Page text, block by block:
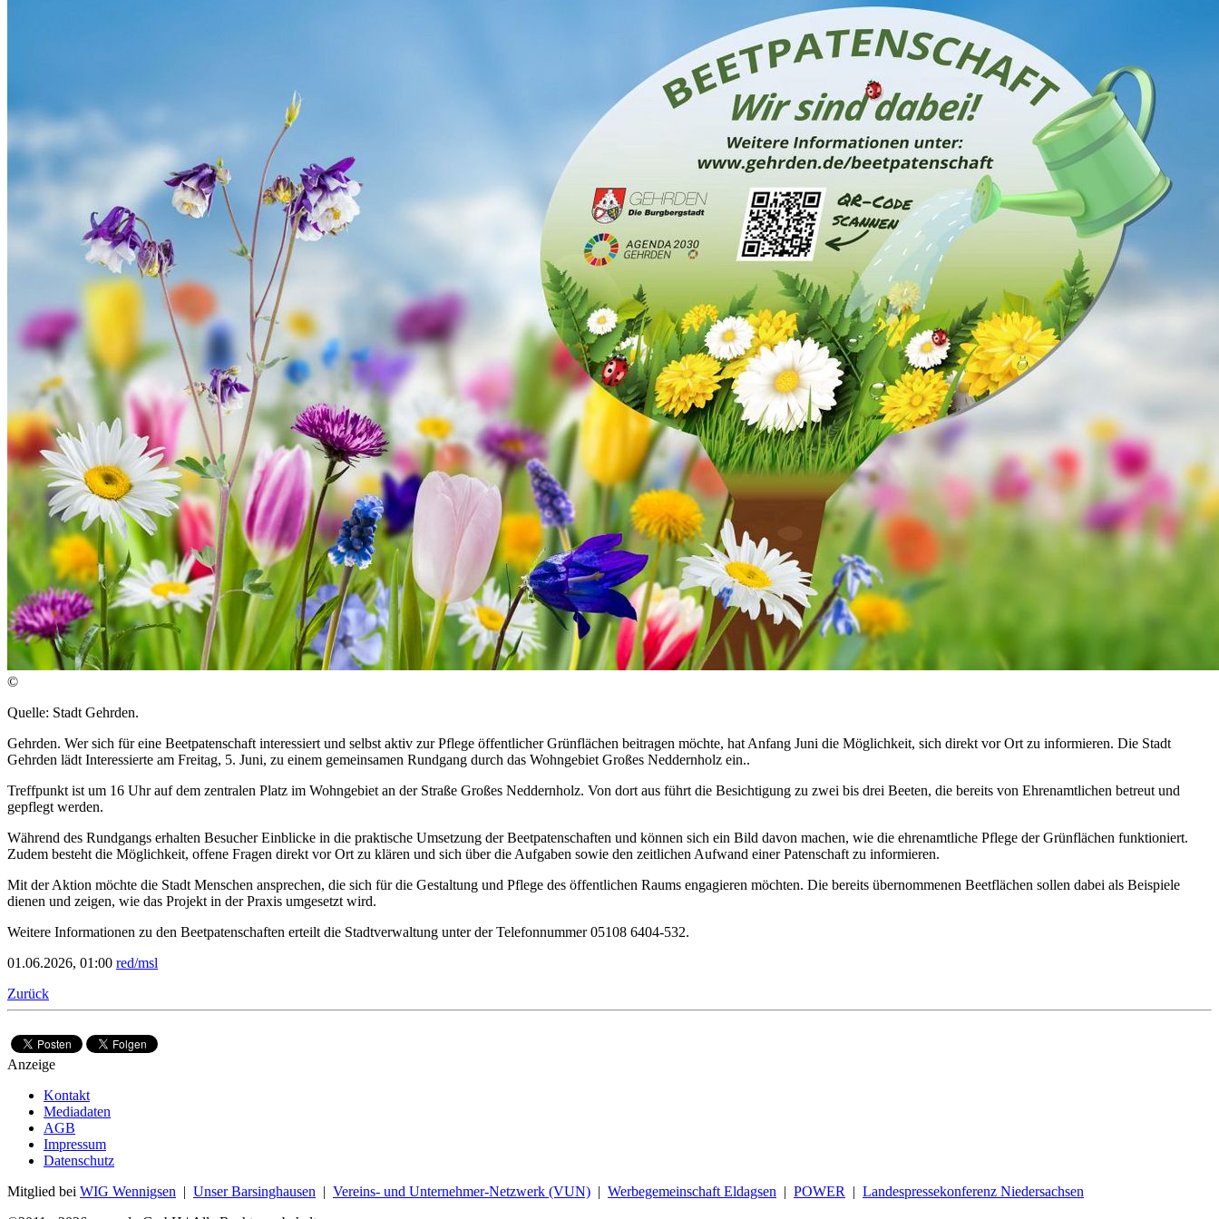
©
Quelle: Stadt Gehrden.
Gehrden. Wer sich für eine Beetpatenschaft interessiert und selbst aktiv zur Pflege öffentlicher Grünflächen beitragen möchte, hat Anfang Juni die Möglichkeit, sich direkt vor Ort zu informieren. Die Stadt
Gehrden lädt Interessierte am Freitag, 5. Juni, zu einem gemeinsamen Rundgang durch das Wohngebiet Großes Neddernholz ein..
Treffpunkt ist um 16 Uhr auf dem zentralen Platz im Wohngebiet an der Straße Großes Neddernholz. Von dort aus führt die Besichtigung zu zwei bis drei Beeten, die bereits von Ehrenamtlichen betreut und
gepflegt werden.
Während des Rundgangs erhalten Besucher Einblicke in die praktische Umsetzung der Beetpatenschaften und können sich ein Bild davon machen, wie die ehrenamtliche Pflege der Grünflächen funktioniert.
Zudem besteht die Möglichkeit, offene Fragen direkt vor Ort zu klären und sich über die Aufgaben sowie den zeitlichen Aufwand einer Patenschaft zu informieren.
Mit der Aktion möchte die Stadt Menschen ansprechen, die sich für die Gestaltung und Pflege des öffentlichen Raums engagieren möchten. Die bereits übernommenen Beetflächen sollen dabei als Beispiele
dienen und zeigen, wie das Projekt in der Praxis umgesetzt wird.
Weitere Informationen zu den Beetpatenschaften erteilt die Stadtverwaltung unter der Telefonnummer 05108 6404-532.
01.06.2026, 01:00 red/msl
Zurück
Anzeige
Kontakt
Mediadaten
AGB
Impressum
Datenschutz
Mitglied bei WIG Wennigsen | Unser Barsinghausen | Vereins- und Unternehmer-Netzwerk (VUN) | Werbegemeinschaft Eldagsen | POWER | Landespressekonferenz Niedersachsen